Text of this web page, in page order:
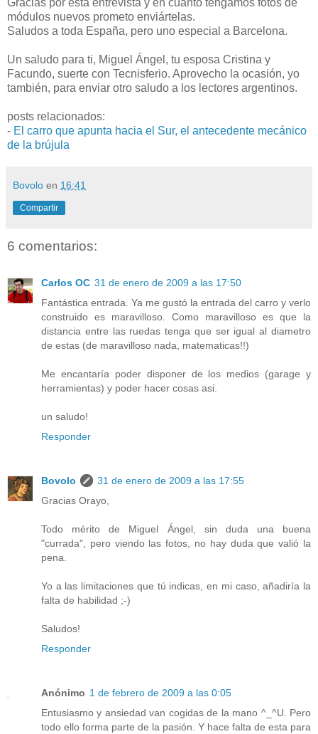
módulos nuevos prometo enviártelas.
Saludos a toda España, pero uno especial a Barcelona.
Un saludo para ti, Miguel Ángel, tu esposa Cristina y
Facundo, suerte con Tecnisferio. Aprovecho la ocasión, yo
también, para enviar otro saludo a los lectores argentinos.
posts relacionados:
- El carro que apunta hacia el Sur, el antecedente mecánico
de la brújula
Bovolo en 16:41
Compartir
6 comentarios:
Carlos OC 31 de enero de 2009 a las 17:50
Fantástica entrada. Ya me gustó la entrada del carro y verlo
construido es maravilloso. Como maravilloso es que la
distancia entre las ruedas tenga que ser igual al diametro
de estas (de maravilloso nada, matematicas!!)
Me encantaría poder disponer de los medios (garage y
herramientas) y poder hacer cosas asi.
un saludo!
Responder
Bovolo
31 de enero de 2009 a las 17:55
Gracias Orayo,
Todo mérito de Miguel Ángel, sin duda una buena
"currada", pero viendo las fotos, no hay duda que valió la
pena.
Yo a las limitaciones que tú indicas, en mi caso, añadiría la
falta de habilidad ;-)
Saludos!
Responder
Anónimo 1 de febrero de 2009 a las 0:05
Entusiasmo y ansiedad van cogidas de la mano ^_^U. Pero
todo ello forma parte de la pasión. Y hace falta de esta para